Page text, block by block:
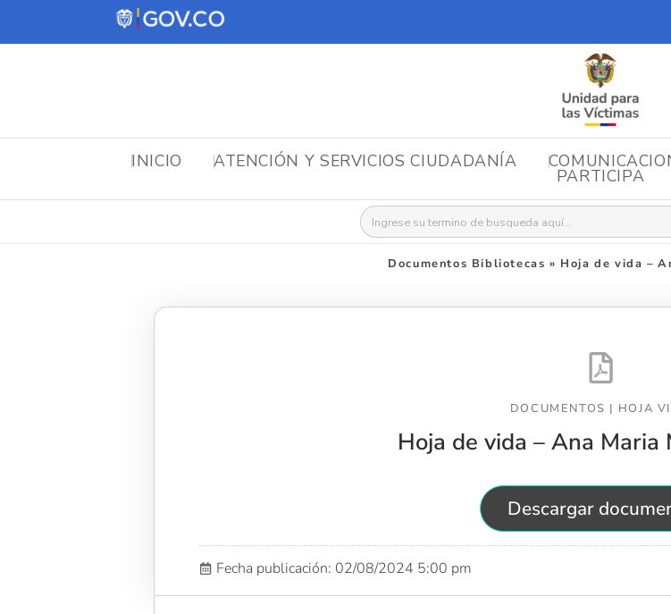
INICIO ATENCIÓN Y SERVICIOS CIUDADANÍA
PARTICIPA
Buscar:
Documentos Bibliotecas » Hoja de vida –
DOCUMENTOS | HOJA
Hoja de vida – Ana Maria
Descargar
Fecha publicación: 02/08/2024 5:00 pm